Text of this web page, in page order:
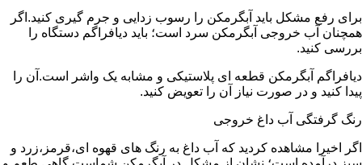
برای رفع مشکل باید آبگرمکن را رسوب زدایی و جرم گیری کنید.اگر
همچنان آب خروجی آبگرمکن سرد است؛ باید دیافراگم دستگاه را
بررسی کنید.
دیافراگم آبگرمکن قطعه ای پلاستیکی و مشابه یک واشر است.آن را
پیدا کنید و در صورت نیاز آن را تعویض کنید.
رنگ گرفتگی آب داغ خروجی
اگر اخیرا مشاهده کردید که آب داغ به رنگ های قهوه ای،قرمز،زرد و